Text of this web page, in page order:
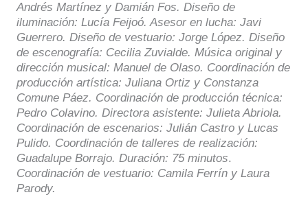
Andrés Martínez y Damián Fos. Diseño de
iluminación: Lucía Feijoó. Asesor en lucha: Javi
Guerrero. Diseño de vestuario: Jorge López. Diseño
de escenografía: Cecilia Zuvialde. Música original y
dirección musical: Manuel de Olaso. Coordinación de
producción artística: Juliana Ortiz y Constanza
Comune Páez. Coordinación de producción técnica:
Pedro Colavino. Directora asistente: Julieta Abriola.
Coordinación de escenarios: Julián Castro y Lucas
Pulido. Coordinación de talleres de realización:
Guadalupe Borrajo. Duración: 75 minutos.
Coordinación de vestuario: Camila Ferrín y Laura
Parody.